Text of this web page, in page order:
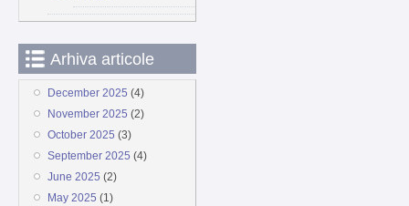
Arhiva articole
December 2025 (4)
November 2025 (2)
October 2025 (3)
September 2025 (4)
June 2025 (2)
May 2025 (1)